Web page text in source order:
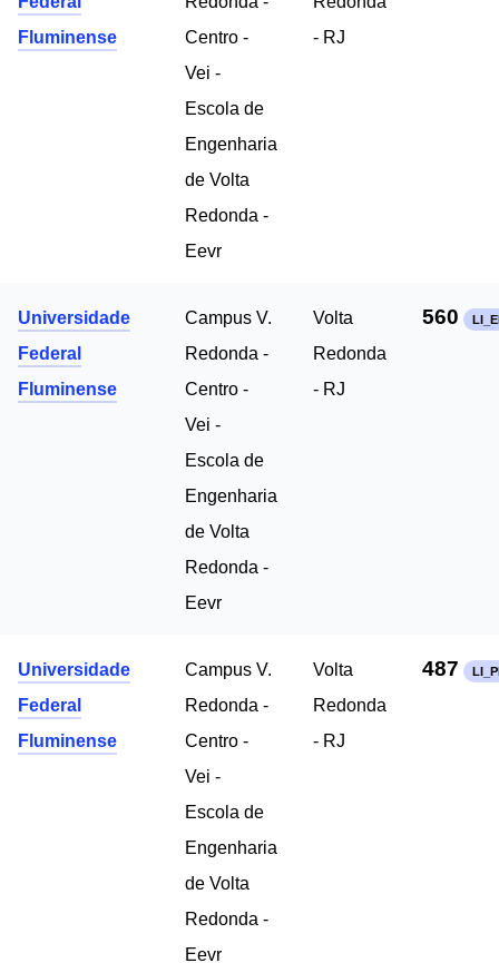
Fluminense
Centro -
Vei -
Escola de
Engenharia
de Volta
Redonda -
Eevr
- RJ
Universidade
Federal
Fluminense
Campus V.
Redonda -
Centro -
Vei -
Escola de
Engenharia
de Volta
Redonda -
Eevr
Volta
Redonda
- RJ
560
Universidade
Federal
Fluminense
Campus V.
Redonda -
Centro -
Vei -
Escola de
Engenharia
de Volta
Redonda -
Eevr
Volta
Redonda
- RJ
487